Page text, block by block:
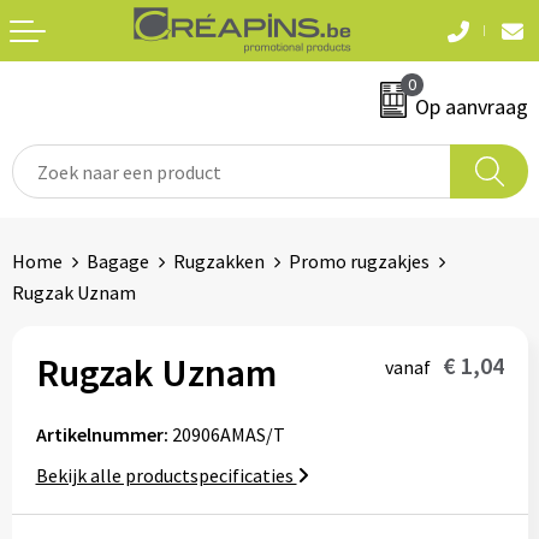
0
Op aanvraag
T-shirts
Sweaters en hoodies
Jassen
Hemden
Automerken
Eten & drinken
Snoepgoed
Home Bagage Rugzakken
Promo rugzakjes
Rugzak Uznam
Rugzak Uznam vanaf € 1,04
Artikelnummer: 20906AMAS/T
Bekijk alle productspecificaties